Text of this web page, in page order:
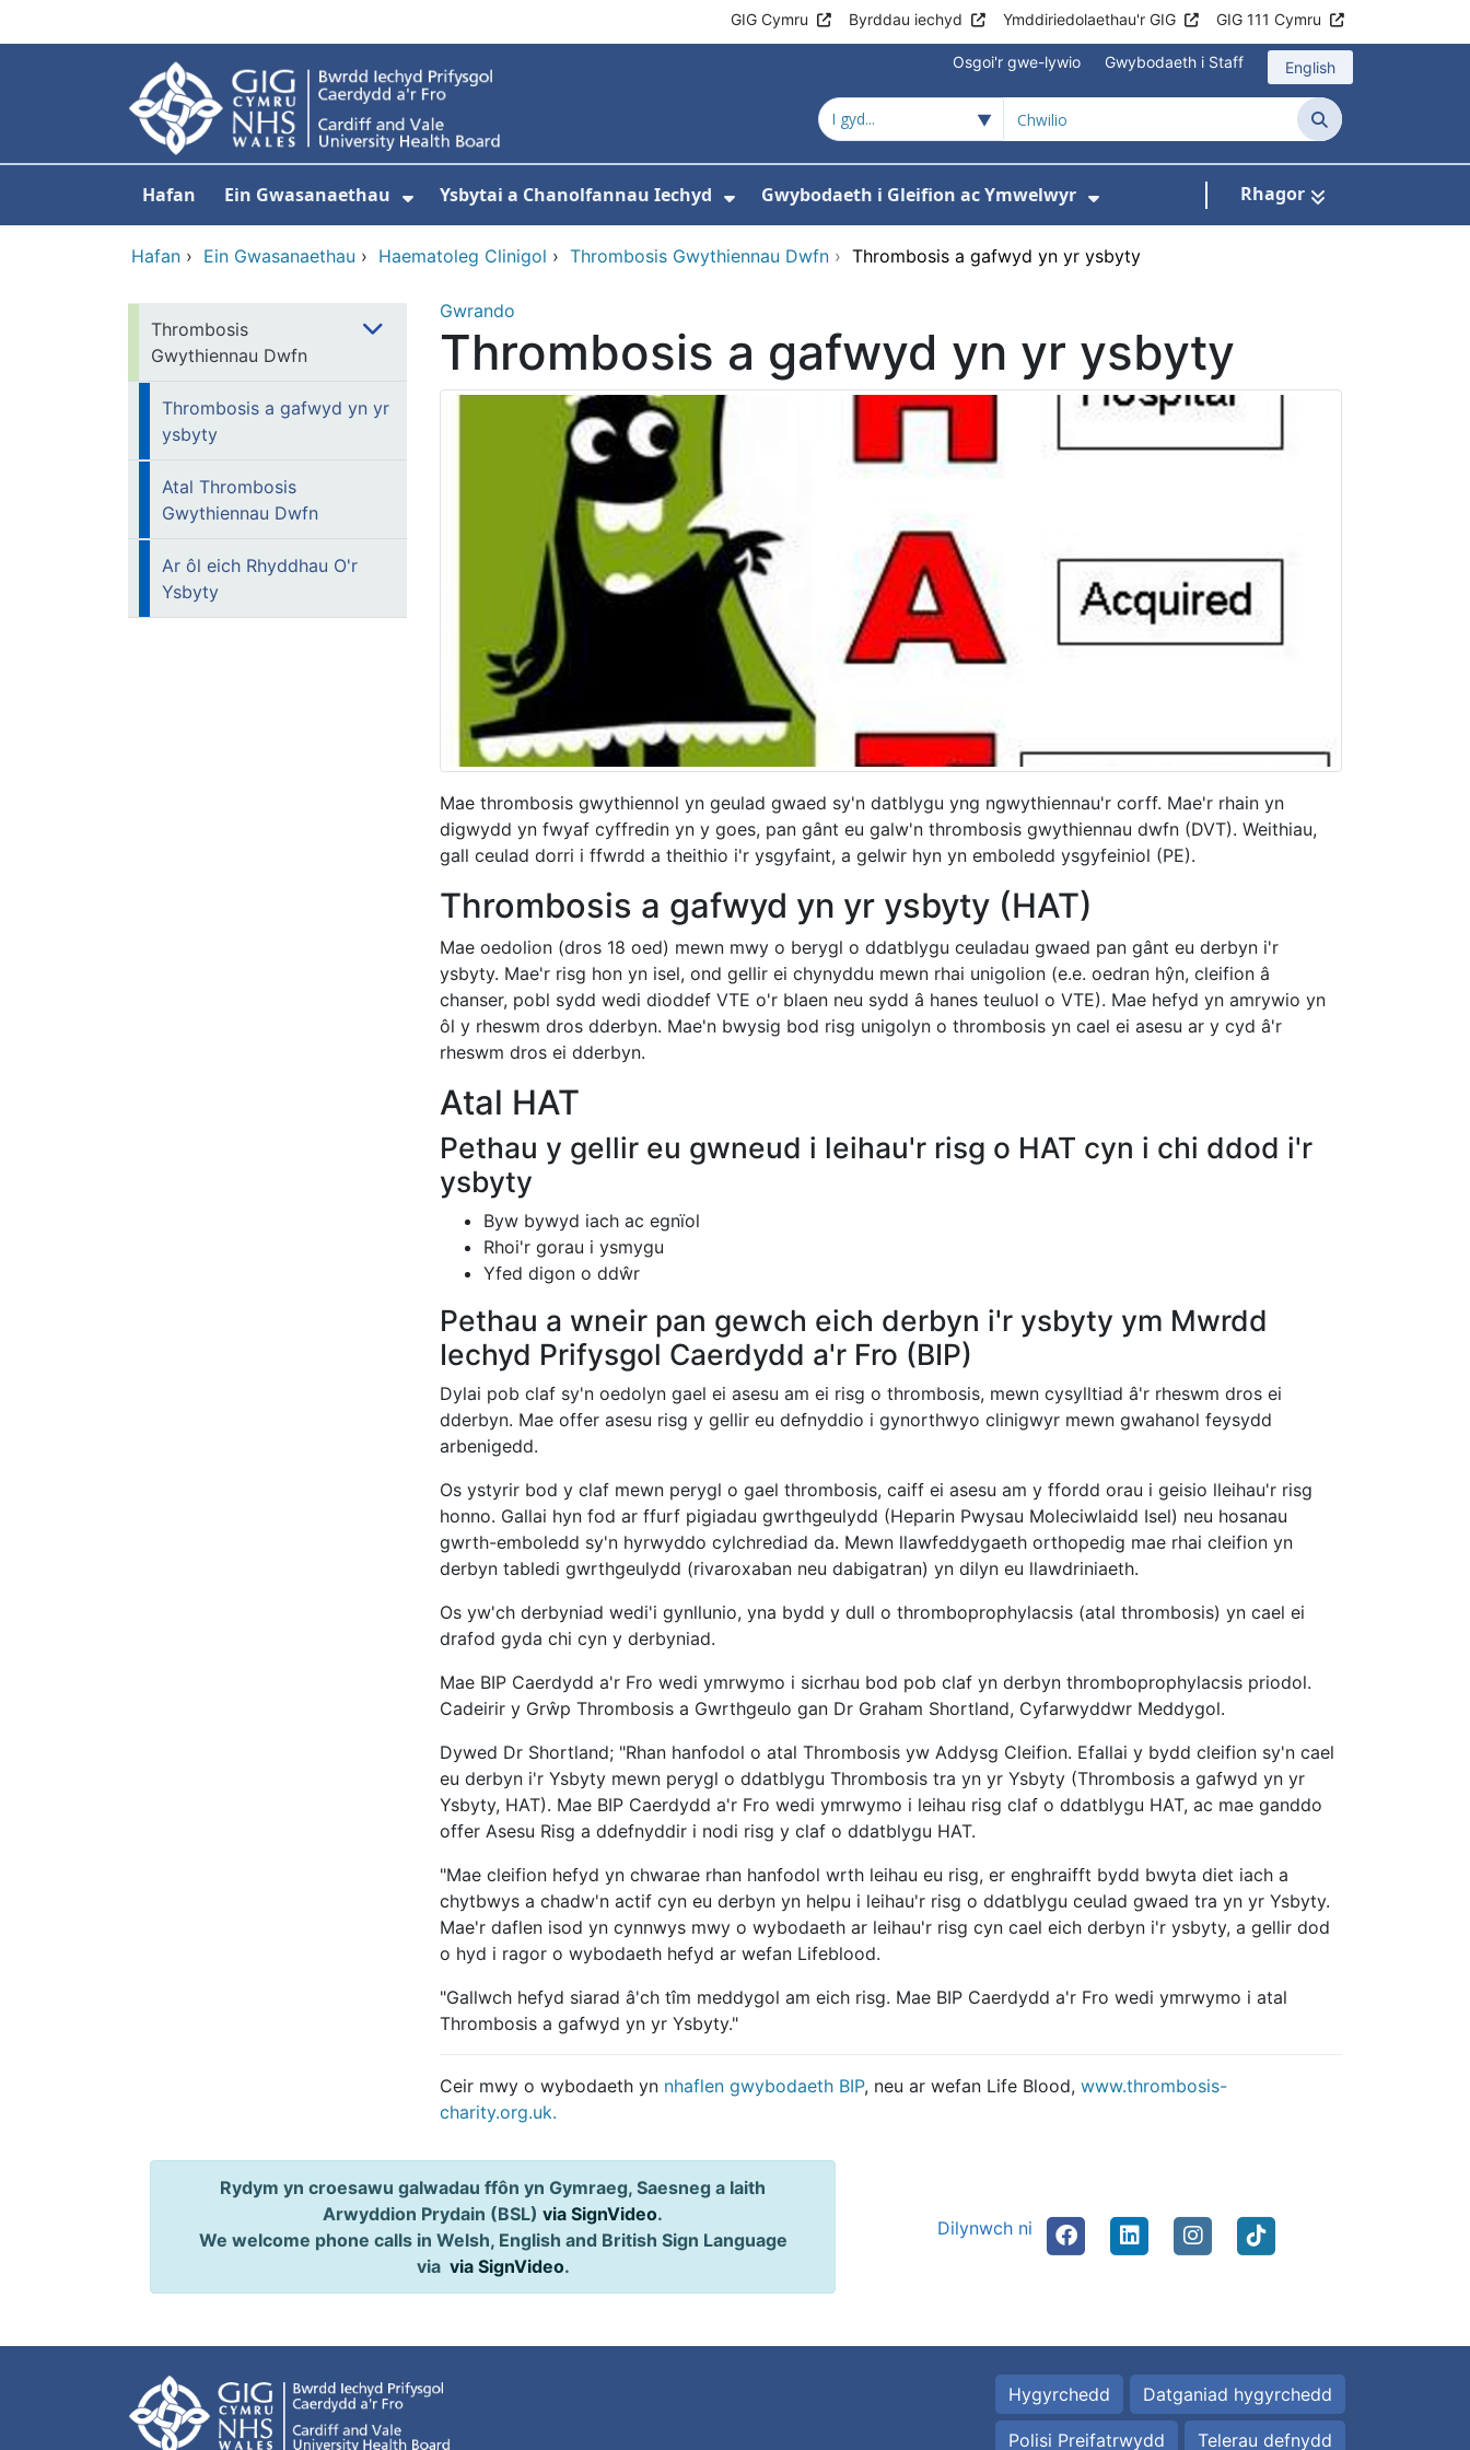
GIG Cymru Byrddau iechyd Ymddiriedolaethau'r GIG GIG 111 Cymru
Osgoi'r gwe-lywio Gwybodaeth i Staff English
Chwilio
Hafan Ein Gwasanaethau Ysbytai a Chanolfannau Iechyd Gwybodaeth i Gleifion ac Ymwelwyr Rhagor
Hafan › Ein Gwasanaethau › Haematoleg Clinigol › Thrombosis Gwythiennau Dwfn › Thrombosis a gafwyd yn yr ysbyty
Thrombosis
Gwythiennau Dwfn
Thrombosis a gafwyd yn yr
ysbyty
Atal Thrombosis
Gwythiennau Dwfn
Ar ôl eich Rhyddhau O'r
Ysbyty
Gwrando
Thrombosis a gafwyd yn yr ysbyty
Mae thrombosis gwythiennol yn geulad gwaed sy'n datblygu yng ngwythiennau'r corff. Mae'r rhain yn
digwydd yn fwyaf cyffredin yn y goes, pan gânt eu galw'n thrombosis gwythiennau dwfn (DVT). Weithiau,
gall ceulad dorri i ffwrdd a theithio i'r ysgyfaint, a gelwir hyn yn emboledd ysgyfeiniol (PE).
Thrombosis a gafwyd yn yr ysbyty (HAT)
Mae oedolion (dros 18 oed) mewn mwy o berygl o ddatblygu ceuladau gwaed pan gânt eu derbyn i'r
ysbyty. Mae'r risg hon yn isel, ond gellir ei chynyddu mewn rhai unigolion (e.e. oedran hŷn, cleifion â
chanser, pobl sydd wedi dioddef VTE o'r blaen neu sydd â hanes teuluol o VTE). Mae hefyd yn amrywio yn
ôl y rheswm dros dderbyn. Mae'n bwysig bod risg unigolyn o thrombosis yn cael ei asesu ar y cyd â'r
rheswm dros ei dderbyn.
Atal HAT
Pethau y gellir eu gwneud i leihau'r risg o HAT cyn i chi ddod i'r
ysbyty
Byw bywyd iach ac egnïol
Rhoi'r gorau i ysmygu
Yfed digon o ddŵr
Pethau a wneir pan gewch eich derbyn i'r ysbyty ym Mwrdd
Iechyd Prifysgol Caerdydd a'r Fro (BIP)
Dylai pob claf sy'n oedolyn gael ei asesu am ei risg o thrombosis, mewn cysylltiad â'r rheswm dros ei
dderbyn. Mae offer asesu risg y gellir eu defnyddio i gynorthwyo clinigwyr mewn gwahanol feysydd
arbenigedd.
Os ystyrir bod y claf mewn perygl o gael thrombosis, caiff ei asesu am y ffordd orau i geisio lleihau'r risg
honno. Gallai hyn fod ar ffurf pigiadau gwrthgeulydd (Heparin Pwysau Moleciwlaidd Isel) neu hosanau
gwrth-emboledd sy'n hyrwyddo cylchrediad da. Mewn llawfeddygaeth orthopedig mae rhai cleifion yn
derbyn tabledi gwrthgeulydd (rivaroxaban neu dabigatran) yn dilyn eu llawdriniaeth.
Os yw'ch derbyniad wedi'i gynllunio, yna bydd y dull o thromboprophylacsis (atal thrombosis) yn cael ei
drafod gyda chi cyn y derbyniad.
Mae BIP Caerdydd a'r Fro wedi ymrwymo i sicrhau bod pob claf yn derbyn thromboprophylacsis priodol.
Cadeirir y Grŵp Thrombosis a Gwrthgeulo gan Dr Graham Shortland, Cyfarwyddwr Meddygol.
Dywed Dr Shortland; "Rhan hanfodol o atal Thrombosis yw Addysg Cleifion. Efallai y bydd cleifion sy'n cael
eu derbyn i'r Ysbyty mewn perygl o ddatblygu Thrombosis tra yn yr Ysbyty (Thrombosis a gafwyd yn yr
Ysbyty, HAT). Mae BIP Caerdydd a'r Fro wedi ymrwymo i leihau risg claf o ddatblygu HAT, ac mae ganddo
offer Asesu Risg a ddefnyddir i nodi risg y claf o ddatblygu HAT.
"Mae cleifion hefyd yn chwarae rhan hanfodol wrth leihau eu risg, er enghraifft bydd bwyta diet iach a
chytbwys a chadw'n actif cyn eu derbyn yn helpu i leihau'r risg o ddatblygu ceulad gwaed tra yn yr Ysbyty.
Mae'r daflen isod yn cynnwys mwy o wybodaeth ar leihau'r risg cyn cael eich derbyn i'r ysbyty, a gellir dod
o hyd i ragor o wybodaeth hefyd ar wefan Lifeblood.
"Gallwch hefyd siarad â'ch tîm meddygol am eich risg. Mae BIP Caerdydd a'r Fro wedi ymrwymo i atal
Thrombosis a gafwyd yn yr Ysbyty."
Ceir mwy o wybodaeth yn nhaflen gwybodaeth BIP, neu ar wefan Life Blood, www.thrombosis-
charity.org.uk.
Rydym yn croesawu galwadau ffôn yn Gymraeg, Saesneg a Iaith
Arwyddion Prydain (BSL)via SignVideo.
We welcome phone calls in Welsh, English and British Sign Language
via via SignVideo.
Dilynwch ni
Hygyrchedd Datganiad hygyrchedd
Polisi Preifatrwydd Telerau defnydd